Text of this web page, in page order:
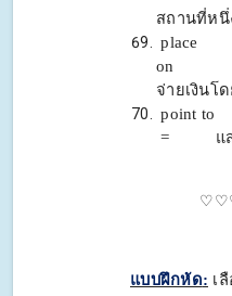
สถานที่หนึ่
place
จ่ายเงินโ
= แสด
แบบฝึกหัด: เ